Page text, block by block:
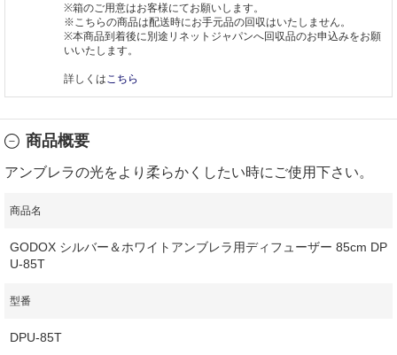
※箱のご用意はお客様にてお願いします。
※こちらの商品は配送時にお手元品の回収はいたしません。
※本商品到着後に別途リネットジャパンへ回収品のお申込みをお願
いいたします。
詳しくは こちら
商品概要
アンブレラの光をより柔らかくしたい時にご使用下さい。
商品名
GODOX シルバー＆ホワイトアンブレラ用ディフューザー 85cm DP
U-85T
型番
DPU-85T